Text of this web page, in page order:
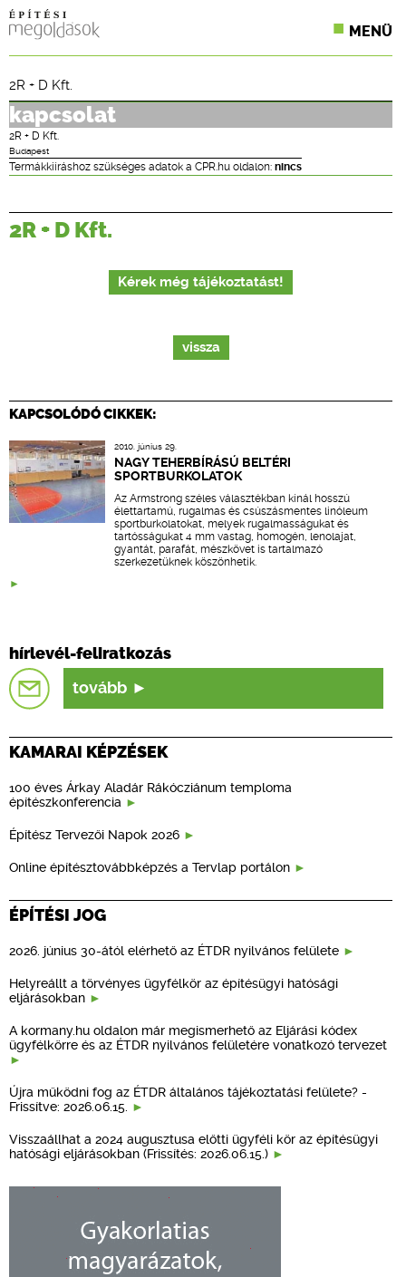
MENÜ
TERVEZÉSI SEGÉDLETEK
2R + D Kft.
kapcsolat
2R + D Kft.
Budapest
Termákkiíráshoz szükséges adatok a CPR.hu oldalon: nincs
2R + D Kft.
Kérek még tájékoztatást!
vissza
KAPCSOLÓDÓ CIKKEK:
2010. június 29.
NAGY TEHERBÍRÁSÚ BELTÉRI
SPORTBURKOLATOK
Az Armstrong széles választékban kínál hosszú
élettartamú, rugalmas és csúszásmentes linóleum
sportburkolatokat, melyek rugalmasságukat és
tartósságukat 4 mm vastag, homogén, lenolajat,
gyantát, parafát, mészkövet is tartalmazó
szerkezetüknek köszönhetik.
hírlevél-feliratkozás
tovább
KAMARAI KÉPZÉSEK
100 éves Árkay Aladár Rákócziánum temploma
építészkonferencia
Építész Tervezői Napok 2026
Online építésztovábbképzés a Tervlap portálon
ÉPÍTÉSI JOG
2026. június 30-ától elérhető az ÉTDR nyilvános felülete
Helyreállt a törvényes ügyfélkör az építésügyi hatósági
eljárásokban
A kormany.hu oldalon már megismerhető az Eljárási kódex
ügyfélkörre és az ÉTDR nyilvános felületére vonatkozó tervezet
Újra működni fog az ÉTDR általános tájékoztatási felülete? -
Frissítve: 2026.06.15.
Visszaállhat a 2024 augusztusa előtti ügyféli kör az építésügyi
hatósági eljárásokban (Frissítés: 2026.06.15.)